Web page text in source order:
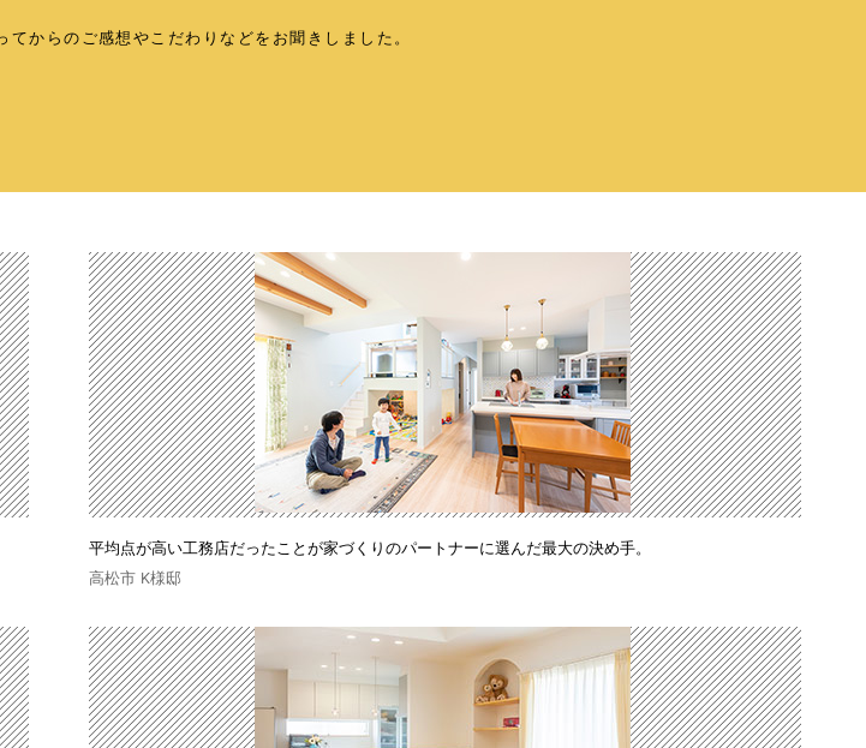
からのご感想やこだわりなどをお聞きしました。
平均点が高い工務店だったことが家づくりのパートナーに選んだ最大の決め手。
高松市 K様邸